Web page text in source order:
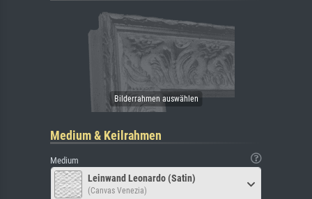
Medium & Keilrahmen
Medium
Leinwand Leonardo (Satin)
(Canvas Venezia)